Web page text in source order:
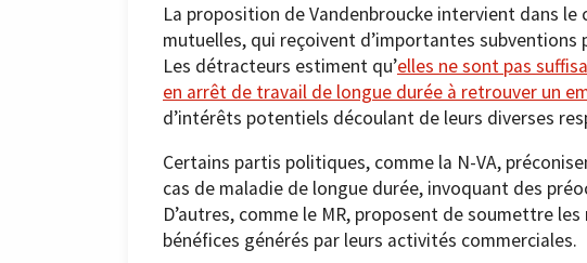
La proposition de Vandenbroucke intervient dans le
mutuelles, qui reçoivent d’importantes
Les détracteurs estiment qu’elles ne sont pas
en arrêt de travail de longue durée à retrouver un
d’intérêts potentiels découlant de leurs diverses
Certains partis politiques, comme la N-VA,
cas de maladie de longue durée, invoquant des
D’autres, comme le MR, proposent de soumettre
bénéfices générés par leurs activités commerciales.